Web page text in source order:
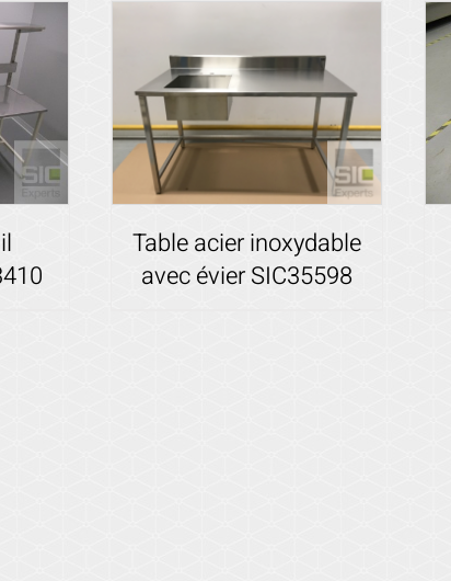
Table acier inoxydable
avec évier SIC35598